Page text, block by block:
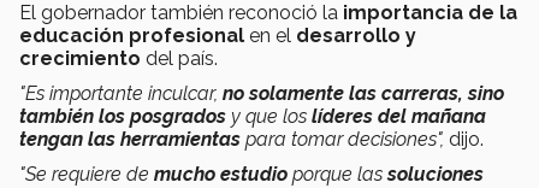
El gobernador también reconoció la importancia de la
educación profesional en el desarrollo y
crecimiento del país.
"Es importante inculcar, no solamente las carreras, sino
también los posgrados y que los líderes del mañana
tengan las herramientas para tomar decisiones", dijo.
"Se requiere de mucho estudio porque lassoluciones